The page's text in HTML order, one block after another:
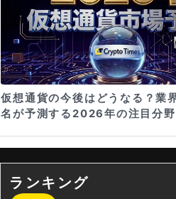
仮想通貨の今後はどうなる？業
名が予測する2026年の注目分野
ランキング